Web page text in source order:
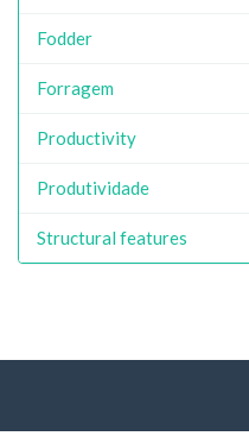
Fodder
Forragem
Productivity
Produtividade
Structural features